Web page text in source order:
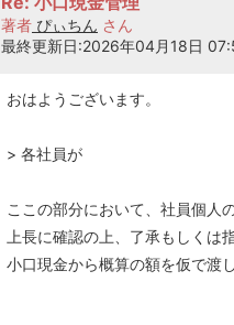
著者 ぴぃちん さん
最終更新日:2026年04月18日
おはようございます。
> 各社員が
ここの部分において、社員個人
上長に確認の上、了承もしくは
小口現金から概算の額を仮で渡